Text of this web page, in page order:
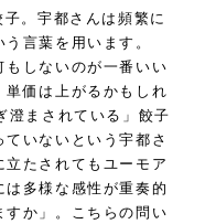
。宇都さんは頻繁に
言葉を用います。
もしないのが一番いい
価は上がるかもしれ
澄まされている」餃子
いないという宇都さ
たされてもユーモア
多様な感性が重奏的
か」。こちらの問い